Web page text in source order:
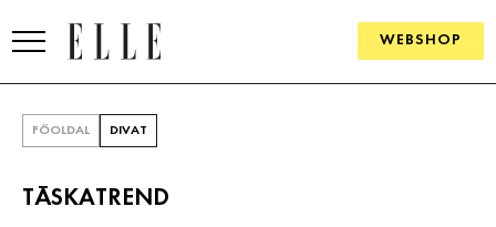
WEBSHOP
FŐOLDAL DIVAT
TÁSKATREND